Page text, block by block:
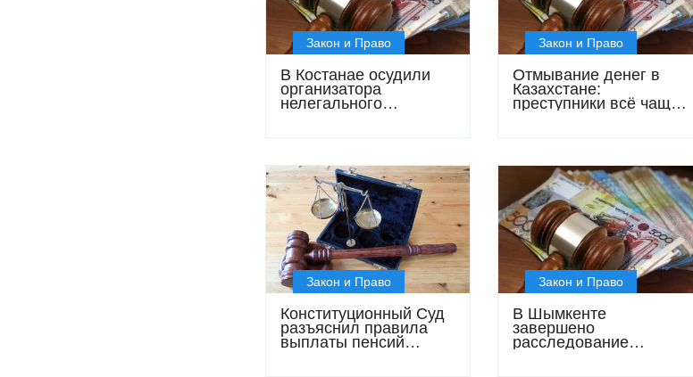
Закон и Право
В Костанае осудили
организатора
нелегального
Закон и Право
Отмывание денег в
Казахстане:
преступники всё чаще
Закон и Право
Конституционный Суд
разъяснил правила
выплаты пенсий
Закон и Право
В Шымкенте
завершено
расследование